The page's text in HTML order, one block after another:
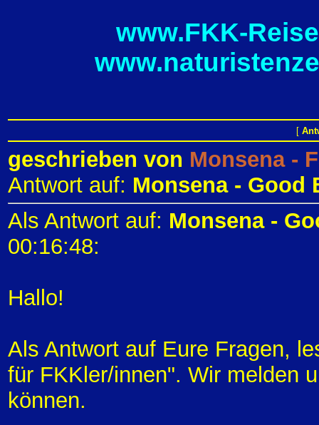
www.FKK-
[
geschrieben von Monsena -
Antwort auf: Monsena - Good
Als Antwort auf: Monsena -
00:16:48:
Hallo!
Als Antwort auf Eure Fragen,
für FKKler/innen". Wir melden
können.